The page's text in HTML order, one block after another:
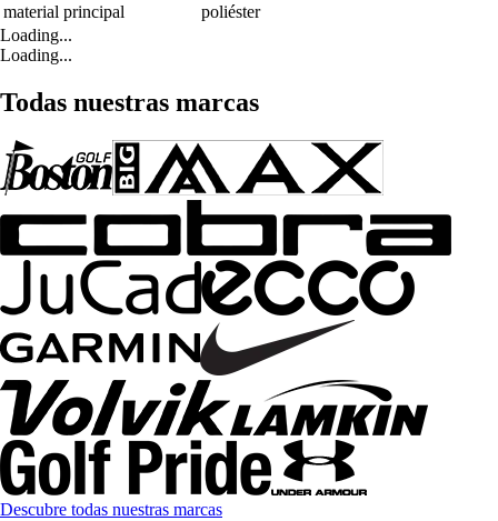
material principal
poliéster
Loading...
Loading...
Todas nuestras marcas
Descubre todas nuestras marcas